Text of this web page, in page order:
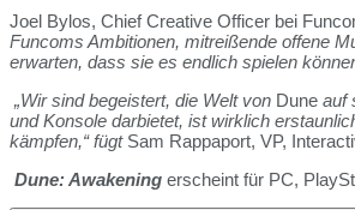
Joel Bylos, Chief Creative Officer bei
Funcoms Ambitionen, mitreißende offene
erwarten, dass sie es endlich spielen
„Wir sind begeistert, die Welt von Dune auf
und Konsole darbietet, ist wirklich
kämpfen,“ fügt Sam Rappaport, VP,
Dune: Awakening erscheint für PC,